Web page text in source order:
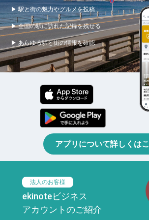
▶ 駅と街の魅力やグルメを投稿
▶ 全国の駅に訪れた記録を残せる
▶ あらゆる駅と街の情報を確認
アプリについて詳しくは
法人のお客様
ekinoteビジネス
アカウントのご紹介